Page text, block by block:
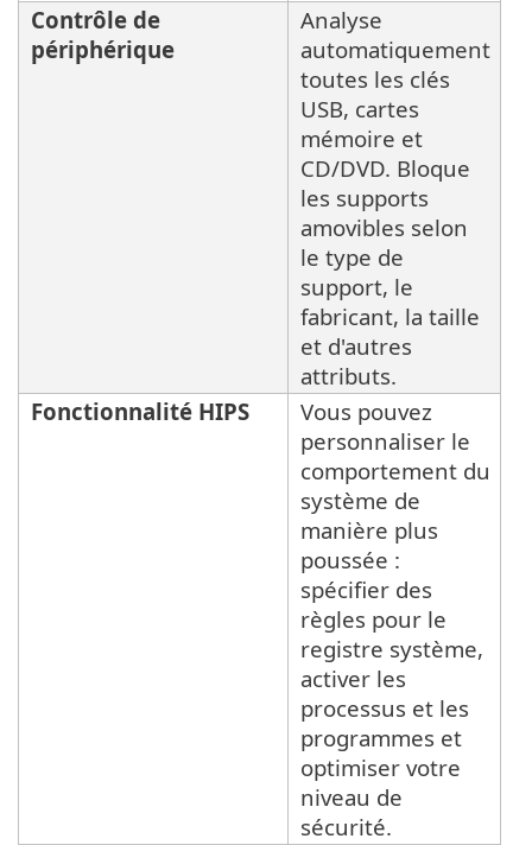
Contrôle de
périphérique
Analyse
automatiquement
toutes les clés
USB, cartes
mémoire et
CD/DVD. Bloque
les supports
amovibles selon
le type de
support, le
fabricant, la taille
et d'autres
attributs.
Fonctionnalité HIPS
Vous pouvez
personnaliser le
comportement du
système de
manière plus
poussée :
spécifier des
règles pour le
registre système,
activer les
processus et les
programmes et
optimiser votre
niveau de
sécurité.